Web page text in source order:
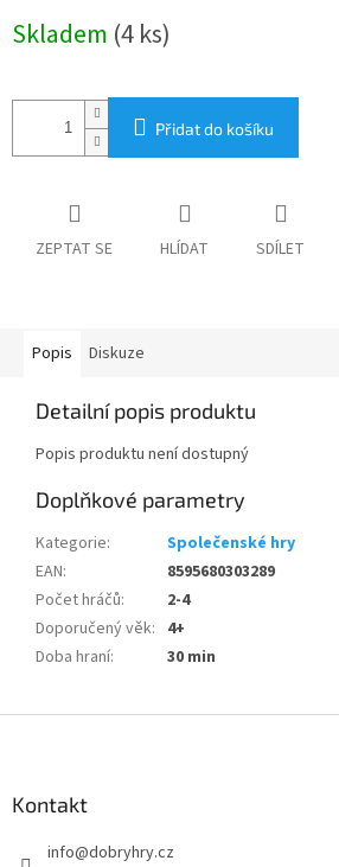
cena:
Skladem (4 ks)
Přidat do košíku
ZEPTAT SE HLÍDAT SDÍLET
Popis Diskuze
Detailní popis produktu
Popis produktu není dostupný
Doplňkové parametry
Kategorie:
Společenské hry
EAN:
8595680303289
Počet hráčů:
2-4
Doporučený věk: 4+
Doba hraní: 30 min
Kontakt
info@dobryhry.cz